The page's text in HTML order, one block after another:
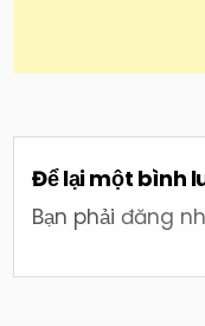
Để lại một bình
Bạn phảiđăng